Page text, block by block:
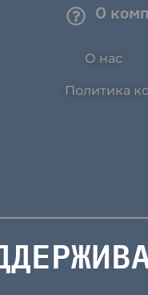
О
О нас
Политика